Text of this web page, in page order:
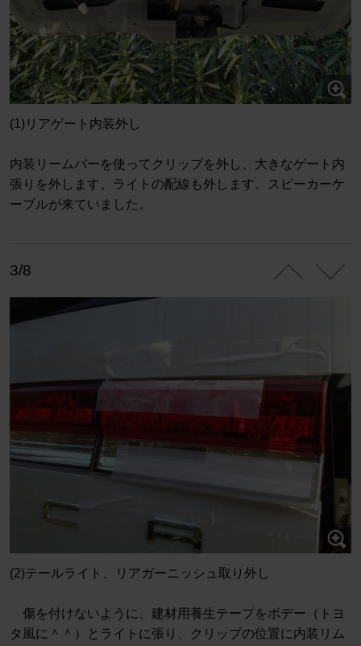
(1)リアゲート内装外し
内装リームバーを使ってクリップを外し、大きなゲート内
張りを外します。ライトの配線も外します。スピーカーケ
ーブルが来ていました。
3/8
(2)テールライト、リアガーニッシュ取り外し
傷を付けないように、建材用養生テープをボデー（トヨ
タ風に＾＾）とライトに張り、クリップの位置に内装リム